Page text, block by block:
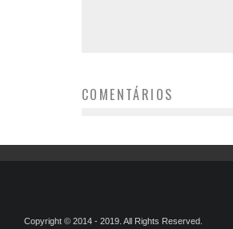
COMENTÁRIOS
Copyright © 2014 - 2019. All Rights Reserved.